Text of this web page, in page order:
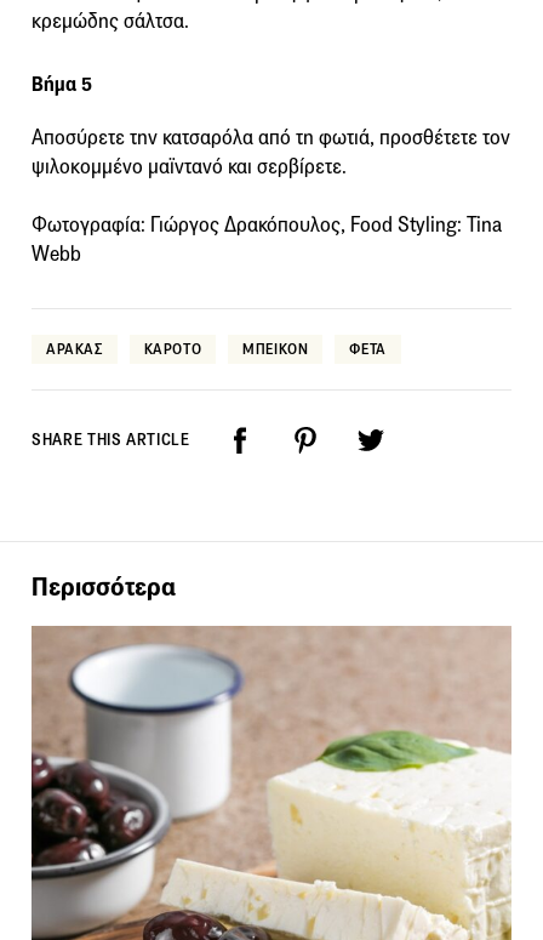
κρεμώδης σάλτσα.
Βήμα 5
Αποσύρετε την κατσαρόλα από τη φωτιά, προσθέτετε τον
ψιλοκομμένο μαϊντανό και σερβίρετε.
Φωτογραφία: Γιώργος Δρακόπουλος, Food Styling: Tina
Webb
ΑΡΑΚΑΣ ΚΑΡΟΤΟ ΜΠΕΙΚΟΝ ΦΕΤΑ
SHARE THIS ARTICLE
Περισσότερα